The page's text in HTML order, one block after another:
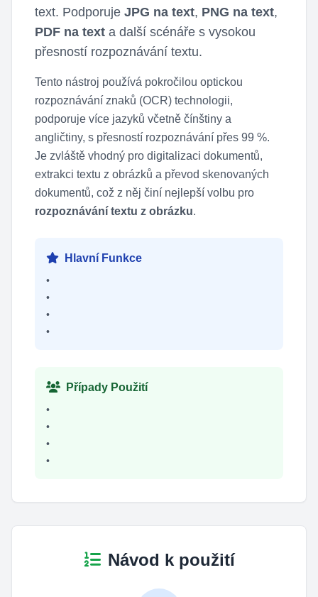
text. Podporuje JPG na text, PNG na text,
PDF na text a další scénáře s vysokou
přesností rozpoznávání textu.
Tento nástroj používá pokročilou optickou
rozpoznávání znaků (OCR) technologii,
podporuje více jazyků včetně čínštiny a
angličtiny, s přesností rozpoznávání přes 99 %.
Je zvláště vhodný pro digitalizaci dokumentů,
extrakci textu z obrázků a převod skenovaných
dokumentů, což z něj činí nejlepší volbu pro
rozpoznávání textu z obrázku.
Hlavní Funkce
•
•
•
•
Případy Použití
•
•
•
•
Návod k použití